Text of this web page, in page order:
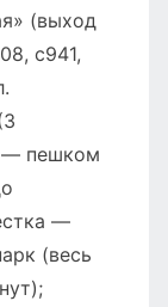
(выход
с941,
— пешком
—
(весь